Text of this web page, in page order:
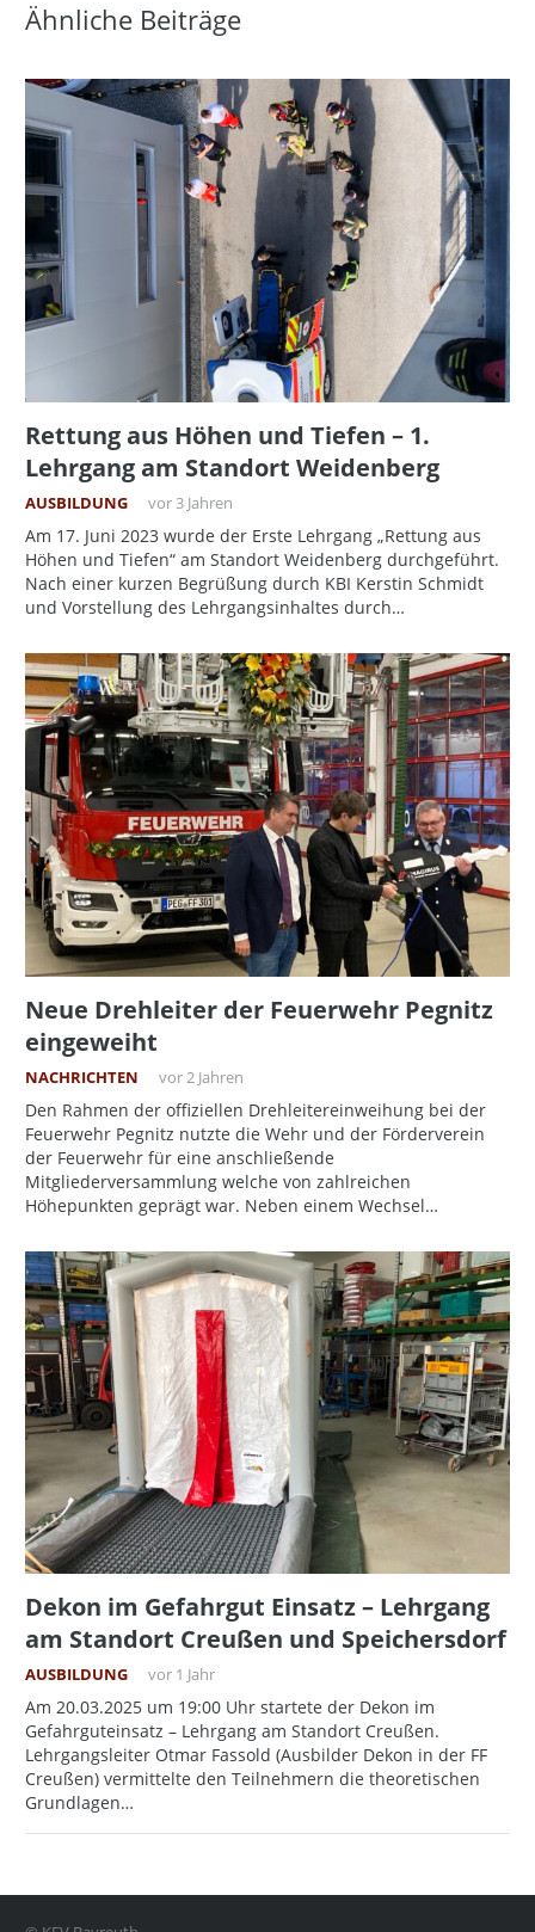
Ähnliche Beiträge
Rettung aus Höhen und Tiefen – 1.
Lehrgang am Standort Weidenberg
AUSBILDUNG vor 3 Jahren
Am 17. Juni 2023 wurde der Erste Lehrgang „Rettung aus
Höhen und Tiefen“ am Standort Weidenberg durchgeführt.
Nach einer kurzen Begrüßung durch KBI Kerstin Schmidt
und Vorstellung des Lehrgangsinhaltes durch…
Neue Drehleiter der Feuerwehr Pegnitz
eingeweiht
NACHRICHTEN vor 2 Jahren
Den Rahmen der offiziellen Drehleitereinweihung bei der
Feuerwehr Pegnitz nutzte die Wehr und der Förderverein
der Feuerwehr für eine anschließende
Mitgliederversammlung welche von zahlreichen
Höhepunkten geprägt war. Neben einem Wechsel…
Dekon im Gefahrgut Einsatz – Lehrgang
am Standort Creußen und Speichersdorf
AUSBILDUNG vor 1 Jahr
Am 20.03.2025 um 19:00 Uhr startete der Dekon im
Gefahrguteinsatz – Lehrgang am Standort Creußen.
Lehrgangsleiter Otmar Fassold (Ausbilder Dekon in der FF
Creußen) vermittelte den Teilnehmern die theoretischen
Grundlagen…